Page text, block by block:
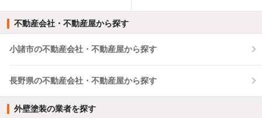
不動産会社・不動産屋から探す
小諸市の不動産会社・不動産屋から探す
長野県の不動産会社・不動産屋から探す
外壁塗装の業者を探す